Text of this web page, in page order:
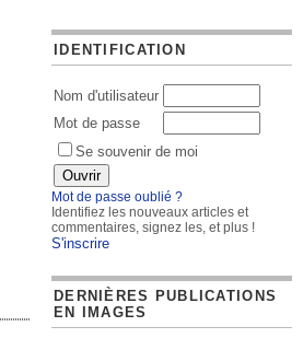
IDENTIFICATION
Nom d'utilisateur
Mot de passe
Se souvenir de moi
Mot de passe oublié ?
Identifiez les nouveaux articles et
commentaires, signez les, et plus !
S'inscrire
DERNIÈRES PUBLICATIONS
EN IMAGES